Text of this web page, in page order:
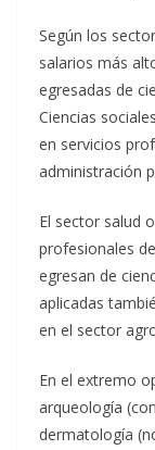
Según los
salarios más
egresadas de
Ciencias
en servicios
administración
El sector salud
profesionales
egresan de
aplicadas
en el sector
En el extremo
arqueología
dermatología